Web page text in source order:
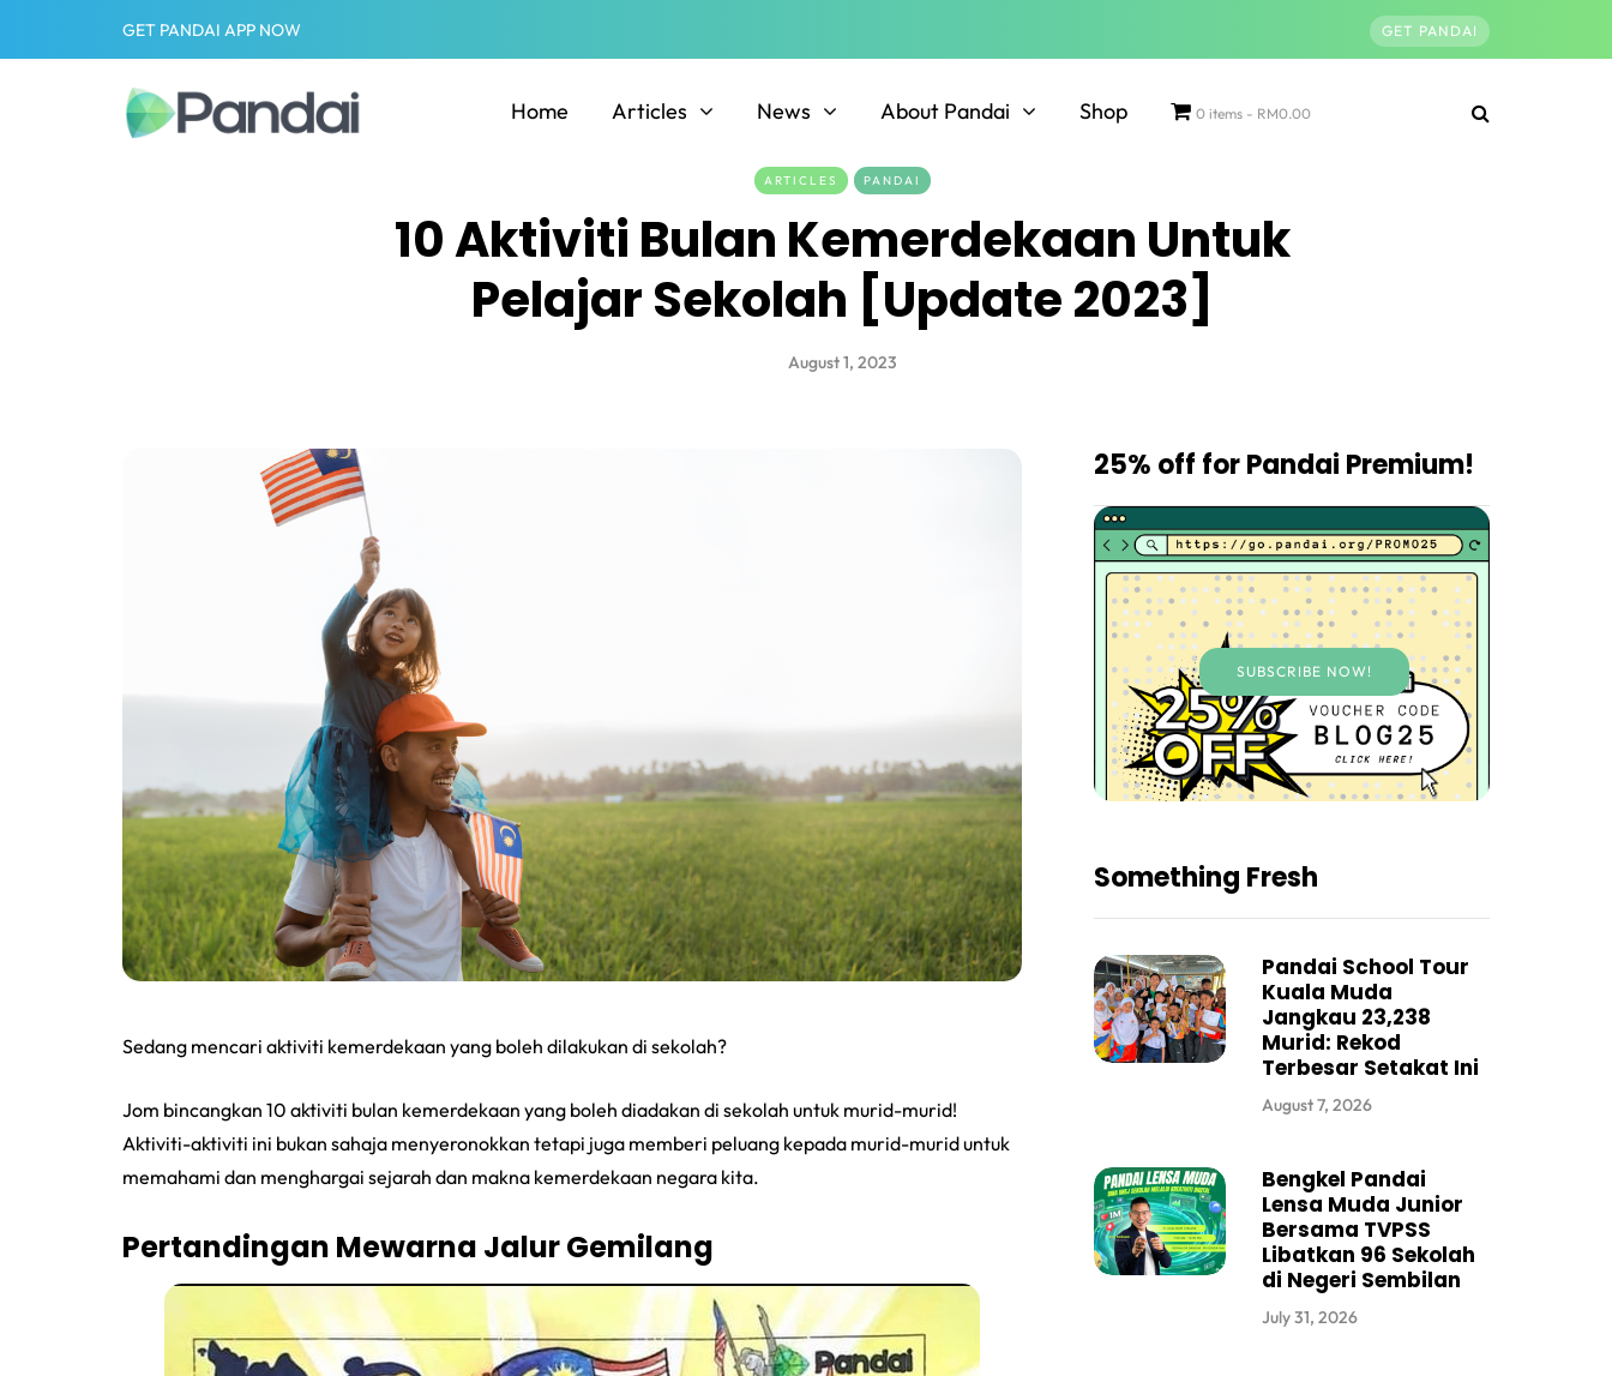
GET PANDAI APP NOW GET PANDAI
Home Articles News About Pandai Shop 0 items RM0.00
ARTICLES PANDAI
10 Aktiviti Bulan Kemerdekaan Untuk
Pelajar Sekolah [Update 2023]
August 1, 2023
Sedang mencari aktiviti kemerdekaan yang boleh dilakukan di sekolah?
Jom bincangkan 10 aktiviti bulan kemerdekaan yang boleh diadakan di sekolah untuk murid-murid!
Aktiviti-aktiviti ini bukan sahaja menyeronokkan tetapi juga memberi peluang kepada murid-murid untuk
memahami dan menghargai sejarah dan makna kemerdekaan negara kita.
Pertandingan Mewarna Jalur Gemilang
25% off for Pandai Premium!
SUBSCRIBE NOW!
Something Fresh
Pandai School Tour
Kuala Muda
Jangkau 23,238
Murid: Rekod
Terbesar Setakat Ini
August 7, 2026
Bengkel Pandai
Lensa Muda Junior
Bersama TVPSS
Libatkan 96 Sekolah
di Negeri Sembilan
July 31, 2026